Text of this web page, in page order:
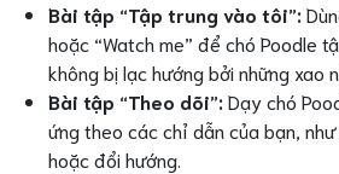
Bài tập “Tập trung vào tôi”:
hoặc “Watch me” để chó Poodle
không bị lạc hướng bởi những xao
Bài tập “Theo dõi”: Dạy chó
ứng theo các chỉ dẫn của bạn,
hoặc đổi hướng.